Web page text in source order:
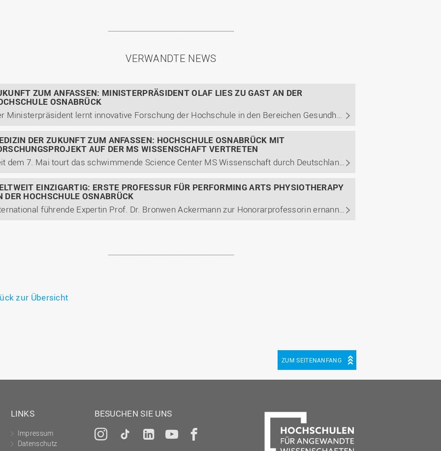
VERWANDTE NEWS
ZUM ANFASSEN: MINISTERPRÄSIDENT OLAF LIES ZU GAST AN DER
OSNABRÜCK
Der Ministerpräsident lernt innovative Forschung der Hochschule in den Bereichen Gesundheit und Agrar kennen – und würdigt die enge Verbindung von Wissenschaft und Praxis.
DER ZUKUNFT ZUM ANFASSEN: HOCHSCHULE OSNABRÜCK MIT
AUF DER MS WISSENSCHAFT VERTRETEN
Seit dem 7. Mai tourt das schwimmende Science Center MS Wissenschaft durch Deutschland. Mit rund 30 interaktiven Exponaten macht die diesjährige Ausstellung die aktuelle medizinische Forschung für Besuchende erlebbar. Mit an Bord ist auch die Hochschule Osnabrück mit einem Exponat aus dem ...
EINZIGARTIG: ERSTE PROFESSUR FÜR PERFORMING ARTS PHYSIOTHERAPY
DER HOCHSCHULE OSNABRÜCK
International führende Expertin Prof. Dr. Bronwen Ackermann zur Honorarprofessorin ernannt – Stärkung des Gesundheitsbereichs von darstellenden Künstler*innen
zur Übersicht
ZUM SEITENANFANG
LINKS
Impressum
Datenschutz
BESUCHEN SIE UNS
Instagram
TiktokLinkedInYouTube